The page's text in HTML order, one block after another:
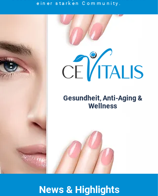
einer starken Community.
Gesundheit, Anti-Aging &
Wellness
News & Highlights